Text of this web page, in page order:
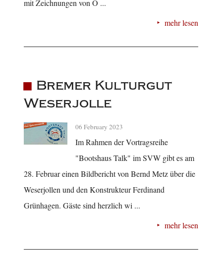
mit Zeichnungen von O ...
mehr lesen
Bremer Kulturgut
Weserjolle
06 February 2023
Im Rahmen der Vortragsreihe
"Bootshaus Talk" im SVW gibt es am
28. Februar einen Bildbericht von Bernd Metz über die
Weserjollen und den Konstrukteur Ferdinand
Grünhagen. Gäste sind herzlich wi ...
mehr lesen